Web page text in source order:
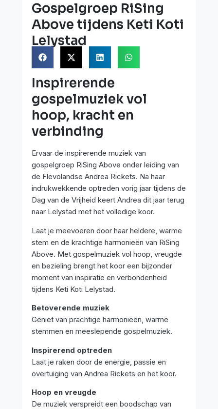
Gospelgroep RiSing
Above tijdens Keti Koti
Lelystad
Inspirerende
gospelmuziek vol
hoop, kracht en
verbinding
Ervaar de inspirerende muziek van
gospelgroep RiSing Above onder leiding van
de Flevolandse Andrea Rickets. Na haar
indrukwekkende optreden vorig jaar tijdens de
Dag van de Vrijheid keert Andrea dit jaar terug
naar Lelystad met het volledige koor.
Laat je meevoeren door haar heldere, warme
stem en de krachtige harmonieën van RiSing
Above. Met gospelmuziek vol hoop, vreugde
en bezieling brengt het koor een bijzonder
moment van inspiratie en verbondenheid
tijdens Keti Koti Lelystad.
Betoverende muziek
Geniet van prachtige harmonieën, warme
stemmen en meeslepende gospelmuziek.
Inspirerend optreden
Laat je raken door de energie, passie en
overtuiging van Andrea Rickets en het koor.
Hoop en vreugde
De muziek verspreidt een boodschap van